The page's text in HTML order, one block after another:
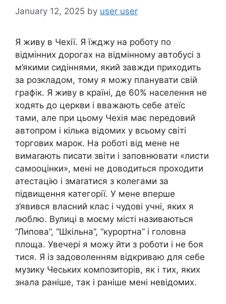
January 12, 2025 by user user
Я живу в Чехії. Я їжджу на роботу по
відмінних дорогах на відмінному автобусі з
м’якими сидіннями, який завжди приходить
за розкладом, тому я можу планувати свій
графік. Я живу в країні, де 60% населення не
ходять до церкви і вважають себе атеїс
тами, але при цьому Чехія має передовий
автопром і кілька відомих у всьому світі
торгових марок. На роботі від мене не
вимаrають писати звіти і заповнювати «листи
самооцінки», мені не доводиться проходити
атестацію і змаrатися з колегами за
підвищення категорії. У мене вперше
з’явився власний клас і чудові учні, яких я
люблю. Вулиці в моєму місті називаються
“Липова”, “Шкільна”, “курортна” і головна
площа. Увечері я можу йти з роботи і не боя
тися. Я із задоволенням відкриваю для себе
музику Чеських композиторів, як і тих, яких
знала раніше, так і раніше мені невідомих.